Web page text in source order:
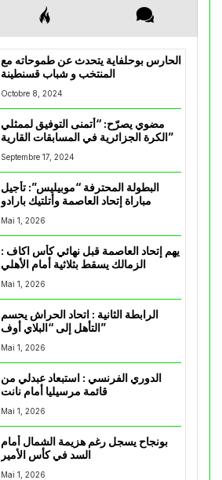
الحارس بوحلفاية يتحدث عن طموحاته مع
المنتخب و شباب قسنطينة
Octobre 8, 2024
مضوي يصرّح: “أتمنى التوفيق لممثلي
الكرة الجزائرية في المسابقات القارية”
Septembre 17, 2024
البطولة المحترفة “موبيليس”: تأجيل
مباراة إتحاد العاصمة وأتلتيك بارادو
Mai 1, 2026
يهم إتحاد العاصمة قبل نهائي كأس اكاف :
Mai 1, 2026
الرابطة الثانية : اتحاد الحراش يحسم
التأهل إلى “البلاي أوف”
Mai 1, 2026
الدوري الفرنسي : استبعاد عبدلي من
قائمة مرسيليا أمام نانت
Mai 1, 2026
بونجاح يسجل رغم هزيمة الشمال أمام
السد في كأس الأمير
Mai 1, 2026